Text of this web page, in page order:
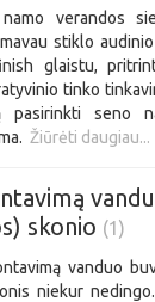
verandos
stiklo
glaistu,
tinko
pasirinkti seno
Žiūrėti daugiau...
skonio (1)
vanduo
niekur